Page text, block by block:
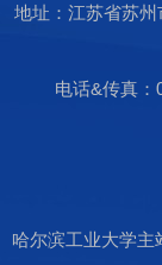
地址：江苏省苏
电话&传真
哈尔滨工业大学主